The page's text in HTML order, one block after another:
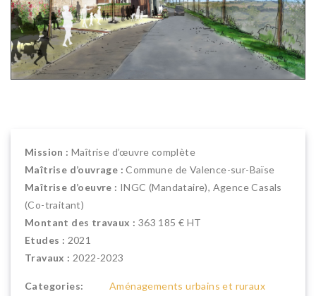
Mission : Maîtrise d’œuvre complète
Maîtrise d’ouvrage : Commune de Valence-sur-Baïse
Maîtrise d’oeuvre : INGC (Mandataire), Agence Casals
(Co-traitant)
Montant des travaux : 363 185 € HT
Etudes : 2021
Travaux : 2022-2023
Categories: Aménagements urbains et ruraux